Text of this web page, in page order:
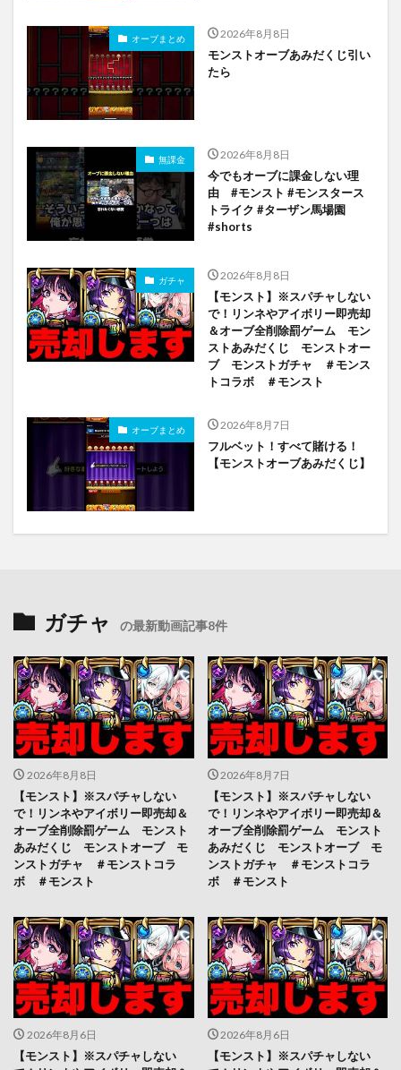
オーブまとめ 2026年8月8日
モンストオーブあみだくじ引い
たら
無課金 2026年8月8日
今でもオーブに課金しない理
由 #モンスト #モンスタース
トライク #ターザン馬場園
#shorts
ガチャ 2026年8月8日
【モンスト】※スパチャしない
で！リンネやアイボリー即売却
＆オーブ全削除罰ゲーム モン
ストあみだくじ モンストオー
ブ モンストガチャ ＃モンス
トコラボ ＃モンスト
オーブまとめ 2026年8月7日
フルベット！すべて賭ける！
【モンストオーブあみだくじ】
ガチャ の最新動画記事8件
2026年8月8日
【モンスト】※スパチャしない
で！リンネやアイボリー即売却＆
オーブ全削除罰ゲーム モンスト
あみだくじ モンストオーブ モ
ンストガチャ ＃モンストコラ
ボ ＃モンスト
2026年8月7日
【モンスト】※スパチャしない
で！リンネやアイボリー即売却＆
オーブ全削除罰ゲーム モンスト
あみだくじ モンストオーブ モ
ンストガチャ ＃モンストコラ
ボ ＃モンスト
2026年8月6日
【モンスト】※スパチャしない
2026年8月6日
【モンスト】※スパチャしない